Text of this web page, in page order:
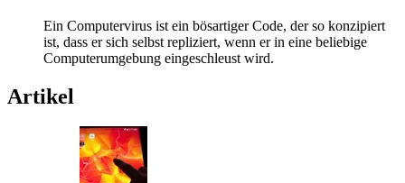
Ein Computervirus ist ein bösartiger Code, der so konzipiert
ist, dass er sich selbst repliziert, wenn er in eine beliebige
Computerumgebung eingeschleust wird.
Artikel